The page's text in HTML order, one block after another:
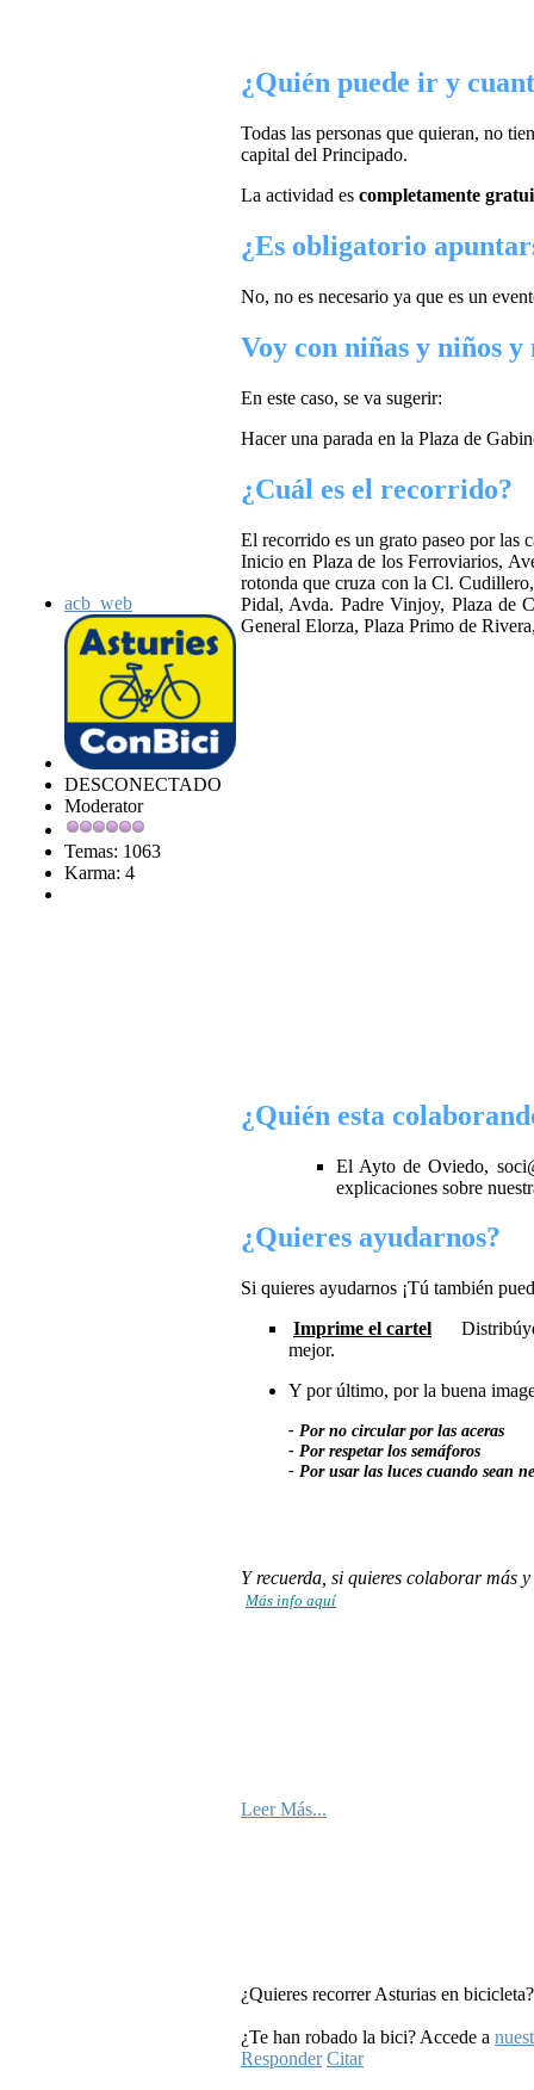
acb_web
DESCONECTADO
Moderator
Temas: 1063
Karma: 4
¿Quién puede ir y
Todas las personas que quieran, no
capital del Principado.
La actividad es completamente
¿Es obligatorio
No, no es necesario ya que es un
Voy con niñas y niños y
En este caso, se va sugerir:
Hacer una parada en la Plaza de
¿Cuál es el recorrido?
El recorrido es un grato paseo por las
Inicio en Plaza de los Ferroviarios,
rotonda que cruza con la Cl.
Pidal, Avda. Padre Vinjoy, Plaza de
General Elorza, Plaza Primo de
¿Quién esta
El Ayto de Oviedo,
explicaciones sobre
¿Quieres ayudarnos?
Si quieres ayudarnos ¡Tú también
Imprime el cartel
mejor.
Y por último, por la buena
- Por no circular por las aceras
- Por respetar los semáforos
- Por usar las luces cuando sean
Y recuerda, si quieres colaborar más
Más info aquí
Leer Más...
¿Quieres recorrer Asturias en
¿Te han robado la bici? Accede a
Responder Citar